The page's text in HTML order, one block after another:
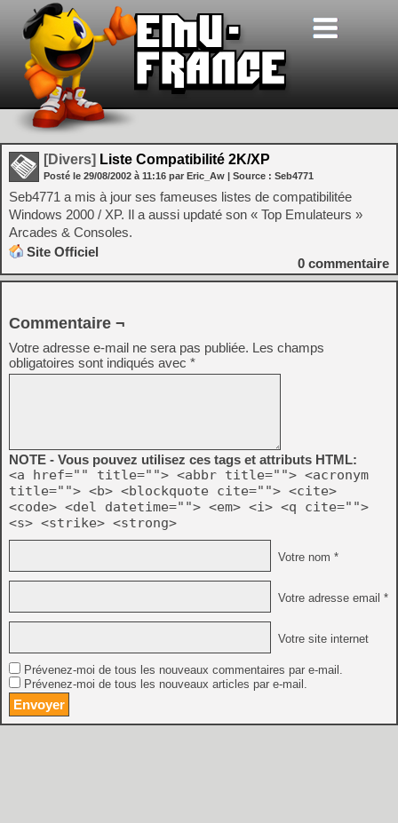
[Divers] Liste Compatibilité 2K/XP
Posté le 29/08/2002 à 11:16 par Eric_Aw | Source : Seb4771
Seb4771 a mis à jour ses fameuses listes de compatibilitée
Windows 2000 / XP. Il a aussi updaté son « Top Emulateurs »
Arcades & Consoles.
Site Officiel
0 commentaire
Commentaire ¬
Votre adresse e-mail ne sera pas publiée. Les champs
obligatoires sont indiqués avec *
NOTE - Vous pouvez utilisez ces tags et attributs HTML:
<a href="" title=""> <abbr title=""> <acronym
title=""> <b> <blockquote cite=""> <cite>
<code> <del datetime=""> <em> <i> <q cite="">
<s> <strike> <strong>
Votre nom *
Votre adresse email *
Votre site internet
Prévenez-moi de tous les nouveaux commentaires par e-mail.
Prévenez-moi de tous les nouveaux articles par e-mail.